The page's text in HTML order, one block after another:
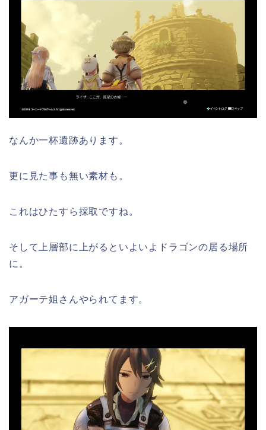
なんか一杯遺跡あります。
更に見た事も無い素材も。
これはひたすら採取ですね。
そして上層部に上がるといよいよドラゴンの居る場所
に。
アガーテ姐さんやられてます。